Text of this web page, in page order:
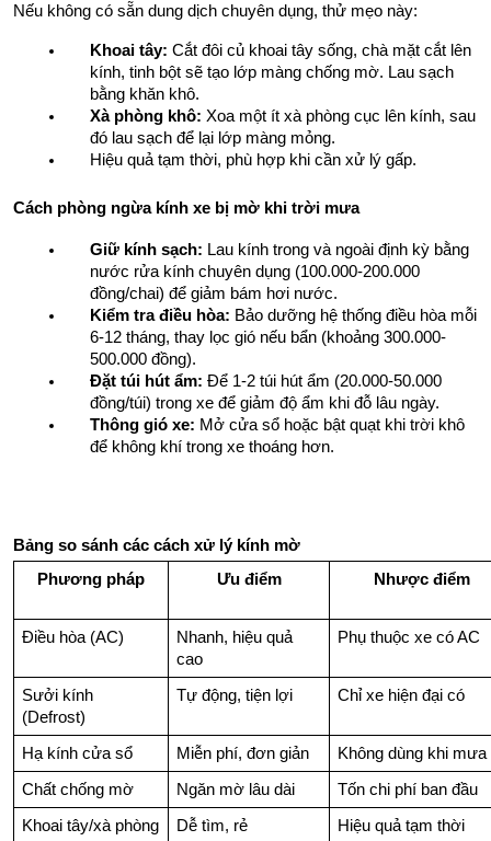
Nếu không có sẵn dung dịch chuyên dụng, thử mẹo này:
Khoai tây: Cắt đôi củ khoai tây sống, chà mặt cắt lên
kính, tinh bột sẽ tạo lớp màng chống mờ. Lau sạch
bằng khăn khô.
Xà phòng khô: Xoa một ít xà phòng cục lên kính, sau
đó lau sạch để lại lớp màng mỏng.
Hiệu quả tạm thời, phù hợp khi cần xử lý gấp.
Cách phòng ngừa kính xe bị mờ khi trời mưa
Giữ kính sạch: Lau kính trong và ngoài định kỳ bằng
nước rửa kính chuyên dụng (100.000-200.000
đồng/chai) để giảm bám hơi nước.
Kiểm tra điều hòa: Bảo dưỡng hệ thống điều hòa mỗi
6-12 tháng, thay lọc gió nếu bẩn (khoảng 300.000-
500.000 đồng).
Đặt túi hút ẩm: Để 1-2 túi hút ẩm (20.000-50.000
đồng/túi) trong xe để giảm độ ẩm khi đỗ lâu ngày.
Thông gió xe: Mở cửa sổ hoặc bật quạt khi trời khô
để không khí trong xe thoáng hơn.
Bảng so sánh các cách xử lý kính mờ
Phương pháp
Ưu điểm Nhược điểm
Điều hòa (AC)
Nhanh, hiệu quả
cao
Phụ thuộc xe có AC
Sưởi kính
(Defrost)
Tự động, tiện lợi Chỉ xe hiện đại có
Hạ kính cửa sổ Miễn phí, đơn giản Không dùng khi mưa
Chất chống mờ Ngăn mờ lâu dài Tốn chi phí ban đầu
Khoai tây/xà phòng Dễ tìm, rẻ Hiệu quả tạm thời